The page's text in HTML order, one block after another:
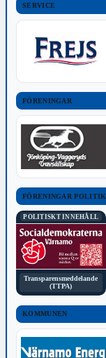
SERVICE
FÖRENINGAR
FÖRENINGAR POLITIK
POLITISKT INNEHÅLL
Transparensmeddelande
(TTPA)
KOMMUNEN